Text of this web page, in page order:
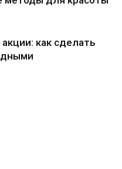
как сделать